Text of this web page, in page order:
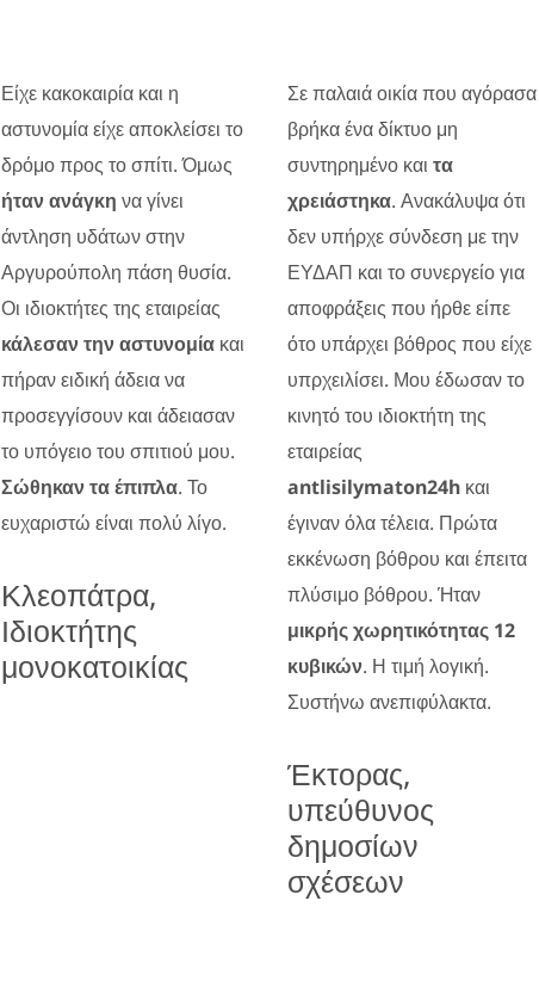
Είχε κακοκαιρία και η
αστυνομία είχε αποκλείσει το
δρόμο προς το σπίτι. Όμως
ήταν ανάγκη να γίνει
άντληση υδάτων στην
Αργυρούπολη πάση θυσία.
Οι ιδιοκτήτες της εταιρείας
κάλεσαν την αστυνομία και
πήραν ειδική άδεια να
προσεγγίσουν και άδειασαν
το υπόγειο του σπιτιού μου.
Σώθηκαν τα έπιπλα. Το
ευχαριστώ είναι πολύ λίγο.
Κλεοπάτρα,
Ιδιοκτήτης
μονοκατοικίας
Σε παλαιά οικία που αγόρασα
βρήκα ένα δίκτυο μη
συντηρημένο και τα
χρειάστηκα. Ανακάλυψα ότι
δεν υπήρχε σύνδεση με την
ΕΥΔΑΠ και το συνεργείο για
αποφράξεις που ήρθε είπε
ότο υπάρχει βόθρος που είχε
υπρχειλίσει. Μου έδωσαν το
κινητό του ιδιοκτήτη της
εταιρείας
antlisilymaton24h και
έγιναν όλα τέλεια. Πρώτα
εκκένωση βόθρου και έπειτα
πλύσιμο βόθρου. Ήταν
μικρής χωρητικότητας 12
κυβικών. Η τιμή λογική.
Συστήνω ανεπιφύλακτα.
Έκτορας,
υπεύθυνος
δημοσίων
σχέσεων